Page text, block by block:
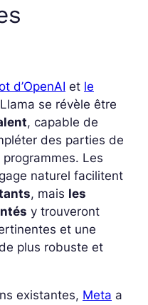
d’OpenAI et le
se révèle être
, capable de
des parties de
Les
naturel facilitent
, mais les
y trouveront
et une
plus robuste et
existantes, Meta a